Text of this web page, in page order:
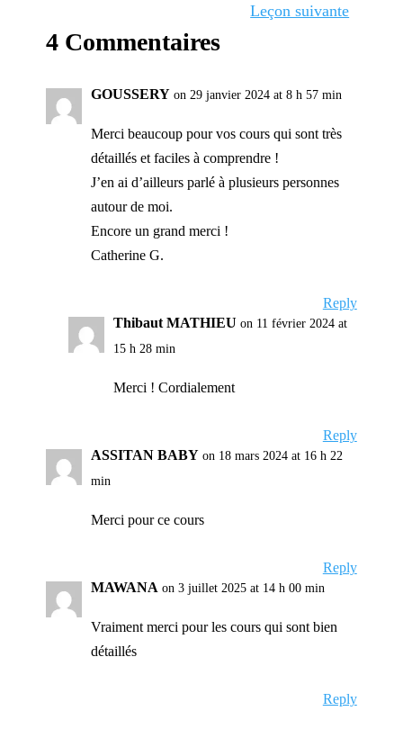
Leçon suivante
4 Commentaires
GOUSSERY on 29 janvier 2024 at 8 h 57 min
Merci beaucoup pour vos cours qui sont très
détaillés et faciles à comprendre !
J’en ai d’ailleurs parlé à plusieurs personnes
autour de moi.
Encore un grand merci !
Catherine G.
Reply
Thibaut MATHIEU on 11 février 2024 at
15 h 28 min
Merci ! Cordialement
Reply
ASSITAN BABY on 18 mars 2024 at 16 h 22
min
Merci pour ce cours
Reply
MAWANA on 3 juillet 2025 at 14 h 00 min
Vraiment merci pour les cours qui sont bien
détaillés
Reply